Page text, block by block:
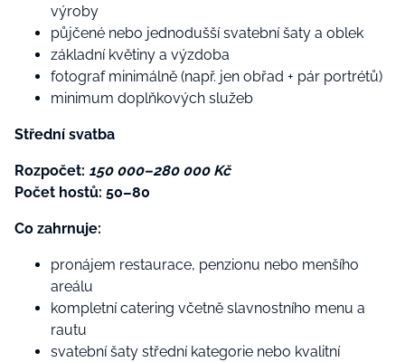
výroby
půjčené nebo jednodušší svatební šaty a oblek
základní květiny a výzdoba
fotograf minimálně (např. jen obřad + pár portrétů)
minimum doplňkových služeb
Střední svatba
Rozpočet: 150 000–280 000 Kč
Počet hostů: 50–80
Co zahrnuje:
pronájem restaurace, penzionu nebo menšího
areálu
kompletní catering včetně slavnostního menu a
rautu
svatební šaty střední kategorie nebo kvalitní